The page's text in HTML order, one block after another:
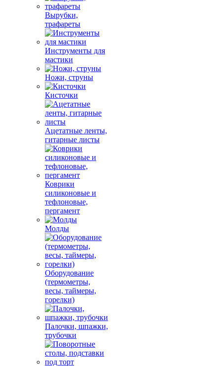
Вырубки,
трафареты
Инструменты для
мастики
Ножи, струны
Кисточки
Ацетатные ленты,
гитарные листы
Коврики
силиконовые и
тефлоновые,
пергамент
Молды
Оборудование
(термометры,
весы, таймеры,
горелки)
Палочки, шпажки,
трубочки